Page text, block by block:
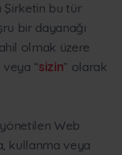
Şirketin bu tür
bir dayanağı
olmak üzere
veya “sizin” olarak
yönetilen Web
kullanma veya